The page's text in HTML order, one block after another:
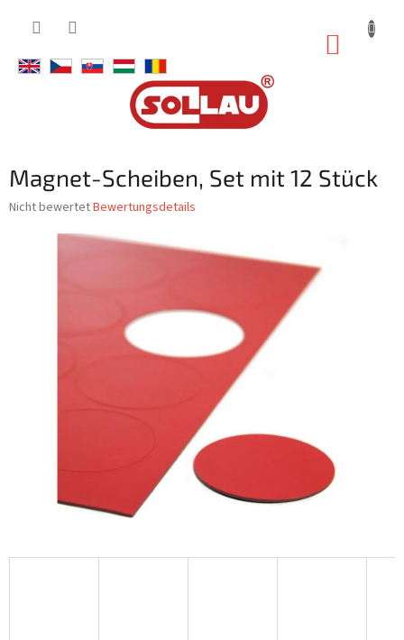
Magnet-Scheiben, Set mit 12 Stück
Die
Produktbewertung
Nicht bewertetBewertungsdetails